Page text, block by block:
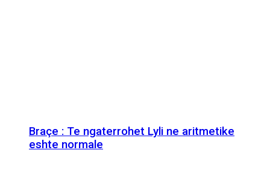
Braçe : Te ngaterrohet Lyli ne aritmetike
eshte normale